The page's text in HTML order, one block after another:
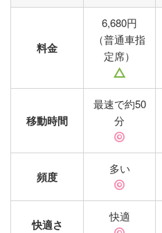
料金
6,680円
（普通車指
定席）
移動時間
最速で約50
分
頻度
多い
快適さ
快適